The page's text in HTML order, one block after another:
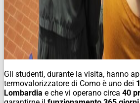
Gli studenti, durante la visita, hanno
termovalorizzatore di Como è uno dei
Lombardia e che vi operano circa 40